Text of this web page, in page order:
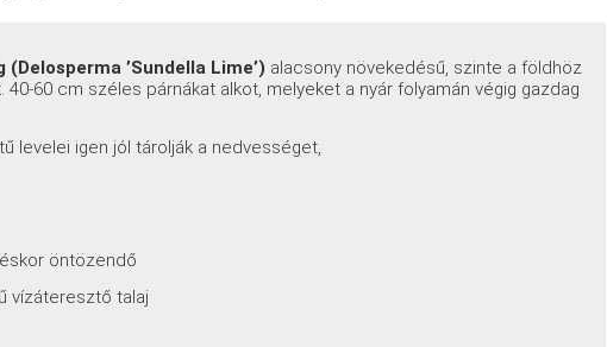
’Sundella Lime’) alacsony növekedésű, szinte a földhöz
60 cm széles párnákat alkot, melyeket a nyár folyamán végig gazdag
levelei igen jól tárolják a nedvességet,
öntözendő
vízáteresztő talaj